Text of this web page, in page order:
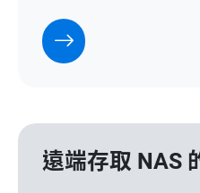
遠端存取 NAS